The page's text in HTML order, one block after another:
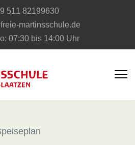
511 82199630
martinsschule.de
07:30 bis 14:00 Uhr